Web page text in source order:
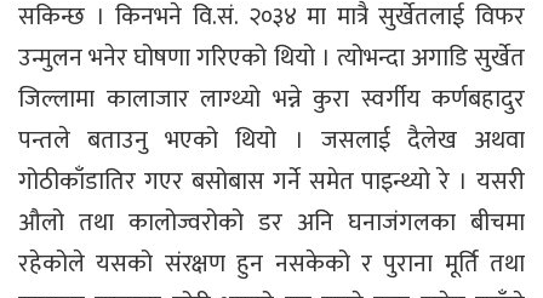
सकिन्छ । किनभने वि.सं. २०३४ मा मात्रै सुर्खेतलाई विफर
उन्मुलन भनेर घोषणा गरिएको थियो । त्योभन्दा अगाडि सुर्खेत
जिल्लामा कालाजार लाग्थ्यो भन्ने कुरा स्वर्गीय कर्णबहादुर
पन्तले बताउनु भएको थियो । जसलाई दैलेख अथवा
गोठीकाँडातिर गएर बसोबास गर्ने समेत पाइन्थ्यो रे । यसरी
औलो तथा कालोज्वरोको डर अनि घनाजंगलका बीचमा
रहेकोले यसको संरक्षण हुन नसकेको र पुराना मूर्ति तथा